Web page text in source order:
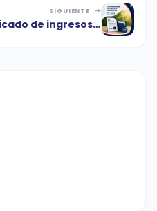
SIGUIENTE
de ingresos y